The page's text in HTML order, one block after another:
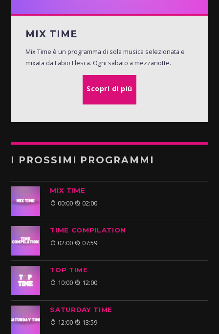
MIX TIME
Mix Time è un programma di sola musica selezionata e
mixata da Fabio Flesca. Ogni sabato a mezzanotte.
Scopri di più
I PROSSIMI PROGRAMMI
MIX TIME
00:00 02:00
TIME COMPILATION
02:00 07:59
TOP TIME
10:00 12:00
SATURDAY TIME
12:00 13:59